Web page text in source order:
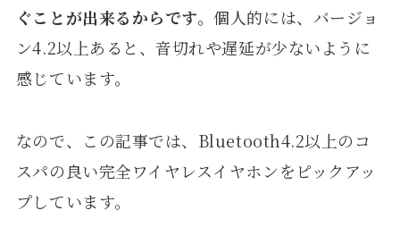
ぐことが出来るからです。個人的には、バージョ
ン4.2以上あると、音切れや遅延が少ないように
感じています。
なので、この記事では、Bluetooth4.2以上のコ
スパの良い完全ワイヤレスイヤホンをピックアッ
プしています。